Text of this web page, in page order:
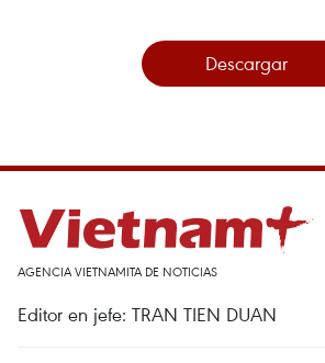
Descargar
AGENCIA VIETNAMITA DE NOTICIAS
Editor en jefe: TRAN TIEN DUAN